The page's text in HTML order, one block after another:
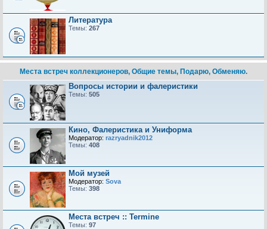
Литература
Темы: 267
Места встреч коллекционеров, Общие темы, Подарю, Обменяю.
Вопросы истории и фалеристики
Темы: 505
Кино, Фалеристика и Униформа
Модератор: razryadnik2012
Темы: 408
Мой музей
Модератор: Sova
Темы: 398
Места встреч :: Termine
Темы: 97